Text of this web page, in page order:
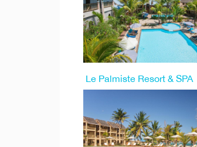
Le Palmiste Resort & SPA